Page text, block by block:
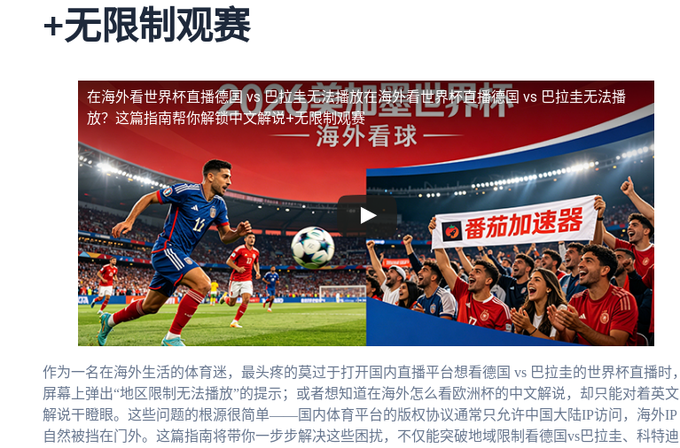
+无限制观赛
在海外看世界杯直播德国 vs 巴拉圭无法播放在海外看世界杯直播德国 vs 巴拉圭无法播
放？这篇指南帮你解锁中文解说+无限制观赛
作为一名在海外生活的体育迷，最头疼的莫过于打开国内直播平台想看德国 vs 巴拉圭的世界杯直播时，
屏幕上弹出“地区限制无法播放”的提示；或者想知道在海外怎么看欧洲杯的中文解说，却只能对着英文
解说干瞪眼。这些问题的根源很简单——国内体育平台的版权协议通常只允许中国大陆IP访问，海外IP
自然被挡在门外。这篇指南将带你一步步解决这些困扰，不仅能突破地域限制看德国vs巴拉圭、科特迪